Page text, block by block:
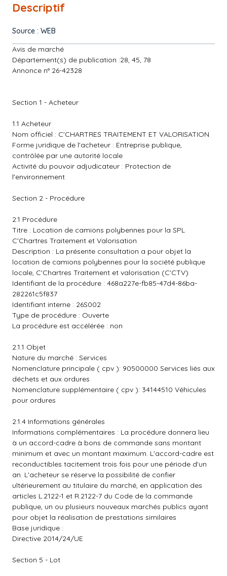
Descriptif
Source : WEB
Avis de marché
Département(s) de publication :28, 45, 78
Annonce n° 26-42328
Section 1 - Acheteur
1.1 Acheteur
Nom officiel : C'CHARTRES TRAITEMENT ET VALORISATION
Forme juridique de l'acheteur : Entreprise publique,
contrôlée par une autorité locale
Activité du pouvoir adjudicateur : Protection de
l'environnement
Section 2 - Procédure
2.1 Procédure
Titre : Location de camions polybennes pour la SPL
C'Chartres Traitement et Valorisation
Description : La présente consultation a pour objet la
location de camions polybennes pour la société publique
locale, C'Chartres Traitement et valorisation (C'CTV)
Identifiant de la procédure : 468a227e-fb85-47d4-86ba-
282261c5f837
Identifiant interne : 26S002
Type de procédure : Ouverte
La procédure est accélérée : non
2.1.1 Objet
Nature du marché : Services
Nomenclature principale ( cpv ): 90500000 Services liés aux
déchets et aux ordures
Nomenclature supplémentaire ( cpv ): 34144510 Véhicules
pour ordures
2.1.4 Informations générales
Informations complémentaires : La procédure donnera lieu
à un accord-cadre à bons de commande sans montant
minimum et avec un montant maximum. L'accord-cadre est
reconductibles tacitement trois fois pour une période d'un
an. L'acheteur se réserve la possibilité de confier
ultérieurement au titulaire du marché, en application des
articles L.2122-1 et R.2122-7 du Code de la commande
publique, un ou plusieurs nouveaux marchés publics ayant
pour objet la réalisation de prestations similaires
Base juridique :
Directive 2014/24/UE
Section 5 - Lot